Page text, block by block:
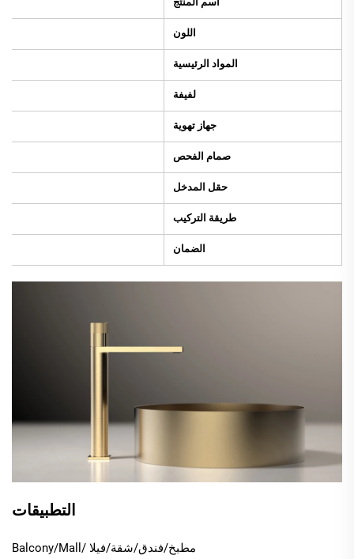
اللون
المواد الرئيسية
لفيفة
جهاز تهوية
صمام الفحص
حقل المدخل
طريقة التركيب
الضمان
التطبيقات
مطبخ/فندق/شقة/فيلا /Balcony/Mall